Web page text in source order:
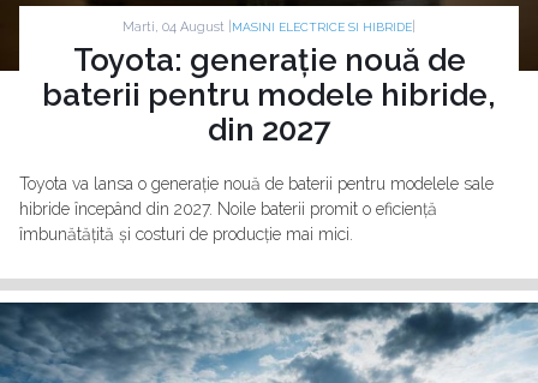
Marti, 04 August | MASINI ELECTRICE SI HIBRIDE
Toyota: generație nouă de
baterii pentru modele hibride,
din 2027
Toyota va lansa o generație nouă de baterii pentru modelele sale
hibride începând din 2027. Noile baterii promit o eficiență
îmbunătățită și costuri de producție mai mici.